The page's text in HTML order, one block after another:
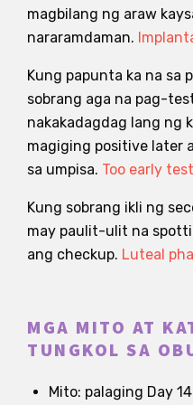
magbilang ng araw
nararamdaman.
Kung papunta ka na sa
sobrang aga na pag-
nakakadagdag lang ng
magiging positive later
sa umpisa. Too early
Kung sobrang ikli ng
may paulit-ulit na
ang checkup. Luteal
MGA MITO AT
TUNGKOL SA
Mito: palaging Day